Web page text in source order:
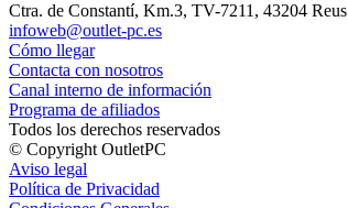
Ctra. de Constantí, Km.3, TV-7211, 43204 Reus
infoweb@outlet-pc.es
Cómo llegar
Contacta con nosotros
Canal interno de información
Programa de afiliados
Todos los derechos reservados
© Copyright OutletPC
Aviso legal
Política de Privacidad